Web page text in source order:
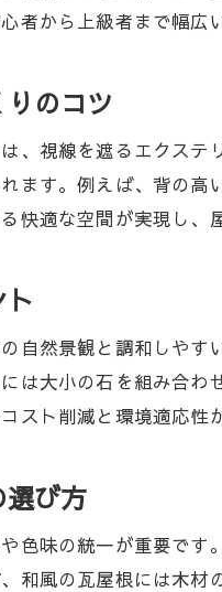
青空ガーデンの施
屋根工事と連動した
静岡県浜松市のガーデ
地元気候に合った
エクステリアで実
プロが推奨するエク
ドライガーデンで
者から上級者まで幅広
のコツ
、視線を遮るエクス
ます。例えば、背の
快適な空間が実現し、
自然景観と調和しや
は大小の石を組み合
スト削減と環境適応性
び方
色味の統一が重要で
和風の瓦屋根には木